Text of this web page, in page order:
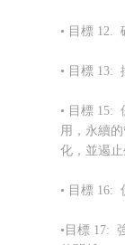
• 目標 12.
• 目標 13:
• 目標 15:
用，永續
化，並遏
• 目標 16:
•目標 17: